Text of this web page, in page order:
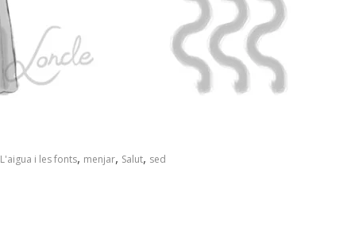
L'aigua i les fonts, menjar, Salut, sed